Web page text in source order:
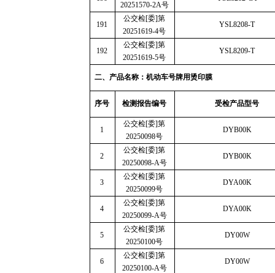
20251570-2A号
191
公交检[委]第
20251619-4号
YSL8208-T
192
公交检[委]第
20251619-5号
YSL8209-T
二、产品名称：机动车号牌用烫印膜
序号 检测报告编号 受检产品型号
1
公交检[委]第
20250098号
DYB00K
2
公交检[委]第
20250098-A号
DYB00K
3
公交检[委]第
20250099号
DYA00K
4
公交检[委]第
20250099-A号
DYA00K
5
公交检[委]第
20250100号
DY00W
6
公交检[委]第
20250100-A号
DY00W